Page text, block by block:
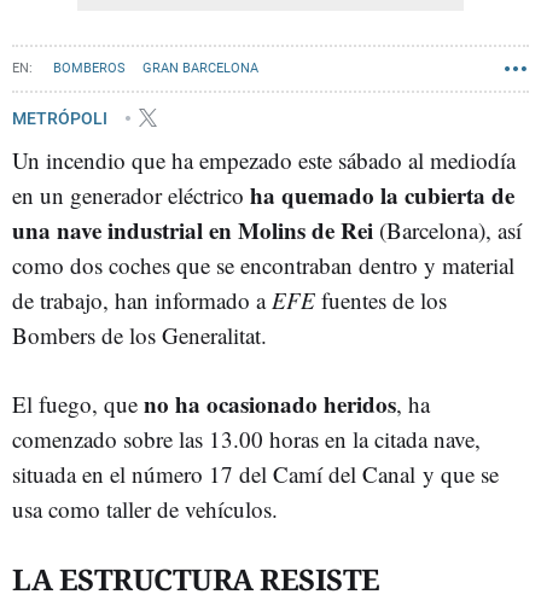
BOMBEROS GRAN BARCELONA
METRÓPOLI
Un incendio que ha empezado este sábado al mediodía
en un generador eléctrico ha quemado la cubierta de
una nave industrial en Molins de Rei (Barcelona), así
como dos coches que se encontraban dentro y material
de trabajo, han informado aEFE fuentes de los
Bombers de los Generalitat.
El fuego, que no ha ocasionado heridos, ha
comenzado sobre las 13.00 horas en la citada nave,
situada en el número 17 del Camí del Canal y que se
usa como taller de vehículos.
LA ESTRUCTURA RESISTE